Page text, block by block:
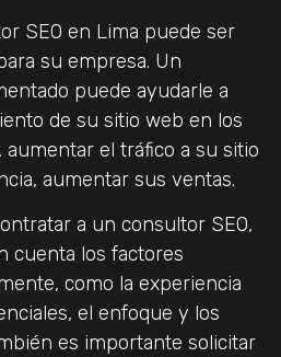
SEO en Lima puede ser
su empresa. Un
puede ayudarle a
de su sitio web en los
el tráfico a su sitio
aumentar sus ventas.
a un consultor SEO,
cuenta los factores
como la experiencia
el enfoque y los
es importante solicitar